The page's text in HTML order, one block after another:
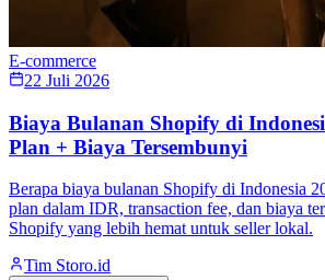
E-commerce
22 Juli 2026
Biaya Bulanan Shopify di
Plan + Biaya Tersembunyi
Berapa biaya bulanan Shopify di Indonesia
plan dalam IDR, transaction fee, dan biaya
Shopify yang lebih hemat untuk seller lokal.
Tim Storo.id